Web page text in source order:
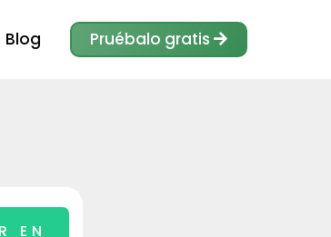
Blog Pruébalo gratis